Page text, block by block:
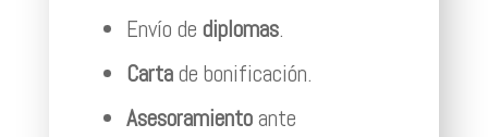
Envío dediplomas.
Cartade bonificación.
Asesoramientoante